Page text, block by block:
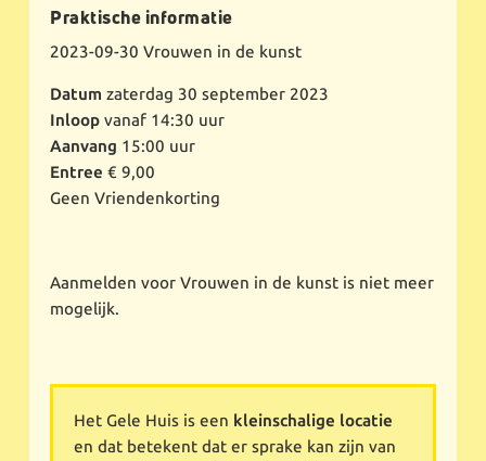
Praktische informatie
2023-09-30 Vrouwen in de kunst
Datum zaterdag 30 september 2023
Inloop vanaf 14:30 uur
Aanvang 15:00 uur
Entree € 9,00
Geen Vriendenkorting
Aanmelden voor Vrouwen in de kunst is niet meer
mogelijk.
Het Gele Huis is een kleinschalige locatie
en dat betekent dat er sprake kan zijn van